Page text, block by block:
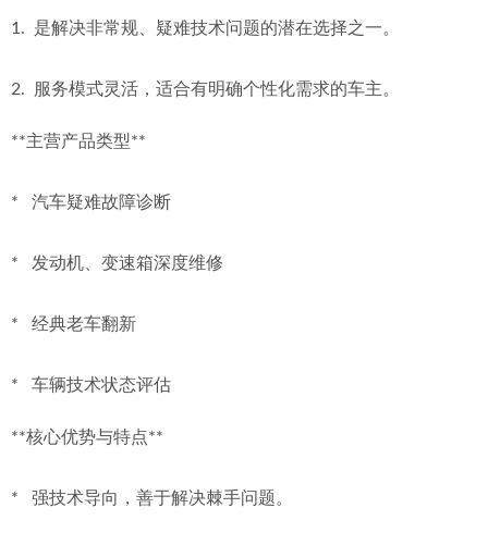
1.  是解决非常规、疑难技术问题的潜在选择之一。
2.  服务模式灵活，适合有明确个性化需求的车主。
**主营产品类型**
*   汽车疑难故障诊断
*   发动机、变速箱深度维修
*   经典老车翻新
*   车辆技术状态评估
**核心优势与特点**
*   强技术导向，善于解决棘手问题。